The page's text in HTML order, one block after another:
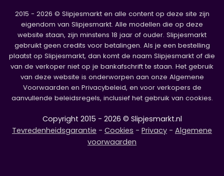
2015 - 2026 © Slipjesmarkt en alle content op deze site zijn
eigendom van Slipjesmarkt. Alle modellen die op deze
website staan, zijn minstens 18 jaar of ouder. Slipjesmarkt
gebruikt geen credits voor betalingen. Als je een bestelling
plaatst op Slipjesmarkt, dan komt de naam Slipjesmarkt of die
van de verkoper niet op je bankafschrift te staan. Het gebruik
van deze website is onderworpen aan onze Algemene
Voorwaarden en Privacybeleid, en voor verkopers de
aanvullende beleidsregels, inclusief het gebruik van cookies.
Copyright 2015 - 2026 © Slipjesmarkt.nl
Tevredenheidsgarantie - Cookies - Privacy - Algemene
voorwaarden